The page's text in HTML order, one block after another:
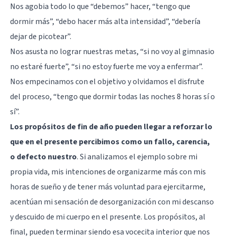
Nos agobia todo lo que “debemos” hacer, “tengo que
dormir más”, “debo hacer más alta intensidad”, “debería
dejar de picotear”.
Nos asusta no lograr nuestras metas, “si no voy al gimnasio
no estaré fuerte”, “si no estoy fuerte me voy a enfermar”.
Nos empecinamos con el objetivo y olvidamos el disfrute
del proceso, “tengo que dormir todas las noches 8 horas sí o
sí”.
Los propósitos de fin de año pueden llegar a reforzar lo
que en el presente percibimos como un fallo, carencia,
o defecto nuestro. Si analizamos el ejemplo sobre mi
propia vida, mis intenciones de organizarme más con mis
horas de sueño y de tener más voluntad para ejercitarme,
acentúan mi sensación de desorganización con mi descanso
y descuido de mi cuerpo en el presente. Los propósitos, al
final, pueden terminar siendo esa vocecita interior que nos